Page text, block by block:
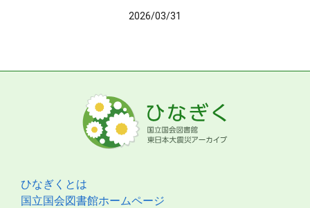
2026/03/31
ひなぎくとは
国立国会図書館ホームページ